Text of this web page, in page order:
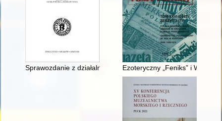
Sprawozdanie z działalności Komitetu Opieki nad Kopcem
Ezoteryczny „Feniks” i